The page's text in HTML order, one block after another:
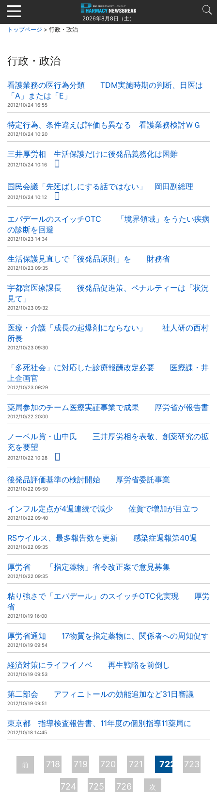
Jump
to
navigation
2026年8月8日（土）
トップページ > 行政・政治
行政・政治
看護業務の医行為分類 TDM実施時期の判断、日医は
「A」または「E」
2012/10/24 16:55
特定行為、条件違えば評価も異なる 看護業務検討ＷＧ
2012/10/24 10:20
三井厚労相 生活保護だけに後発品義務化は困難
2012/10/24 10:16
国民会議「先延ばしにする話ではない」 岡田副総理
2012/10/24 10:12
エパデールのスイッチOTC 「境界領域」をうたい疾病
の診断を回避
2012/10/23 14:34
生活保護見直しで「後発品原則」を 財務省
2012/10/23 09:35
宇都宮医療課長 後発品促進策、ペナルティーは「状況
見て」
2012/10/23 09:32
医療・介護「成長の起爆剤にならない」 社人研の西村
所長
2012/10/23 09:30
「多死社会」に対応した診療報酬改定必要 医療課・井
上企画官
2012/10/23 09:29
薬局参加のチーム医療実証事業で成果 厚労省が報告書
2012/10/22 20:00
ノーベル賞・山中氏 三井厚労相を表敬、創薬研究の拡
充を要望
2012/10/22 10:28
後発品評価基準の検討開始 厚労省委託事業
2012/10/22 09:50
インフル定点が4週連続で減少 佐賀で増加が目立つ
2012/10/22 09:40
RSウイルス、最多報告数を更新 感染症週報第40週
2012/10/22 09:35
厚労省 「指定薬物」省令改正案で意見募集
2012/10/22 09:35
粘り強さで「エパデール」のスイッチOTC化実現 厚労
省
2012/10/19 16:00
厚労省通知 17物質を指定薬物に、関係者への周知促す
2012/10/19 09:54
経済対策にライフイノベ 再生戦略を前倒し
2012/10/19 09:53
第二部会 アフィニトールの効能追加など31日審議
2012/10/19 09:51
東京都 指導検査報告書、11年度の個別指導11薬局に
2012/10/18 14:45
ペ
ー
前 718 719 720 721 722 723
724 725 726 次